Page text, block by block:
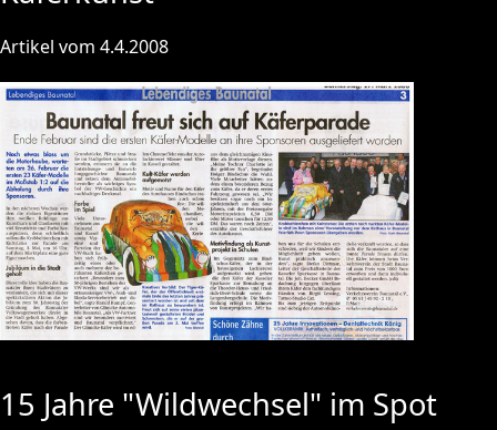
Artikel vom 4.4.2008
15 Jahre "Wildwechsel" im Spot